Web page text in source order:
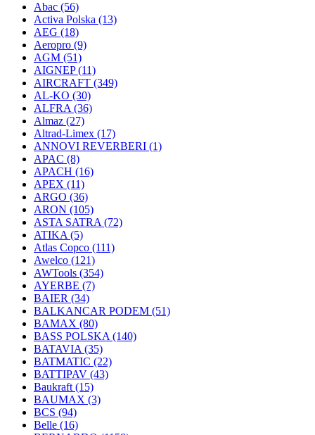
Abac (56)
Activa Polska (13)
AEG (18)
Aeropro (9)
AGM (51)
AIGNEP(11)
AIRCRAFT (349)
AL-KO (30)
ALFRA (36)
Almaz (27)
Altrad-Limex (17)
ANNOVI REVERBERI (1)
APAC (8)
APACH (16)
APEX (11)
ARGO (36)
ARON (105)
ASTA SATRA (72)
ATIKA (5)
Atlas Copco (111)
Awelco (121)
AWTools (354)
AYERBE (7)
BAIER (34)
BALKANCAR PODEM (51)
BAMAX (80)
BASS POLSKA (140)
BATAVIA (35)
BATMATIC (22)
BATTIPAV (43)
Baukraft (15)
BAUMAX (3)
BCS (94)
Belle (16)